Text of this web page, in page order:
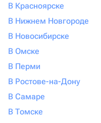
В Красноярске
В Нижнем Новгороде
В Новосибирске
В Омске
В Перми
В Ростове-на-Дону
В Самаре
В Томске